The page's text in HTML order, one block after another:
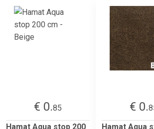
€ 0.85
Hamat Aqua stop 200
€ 0.
Hamat Aqua